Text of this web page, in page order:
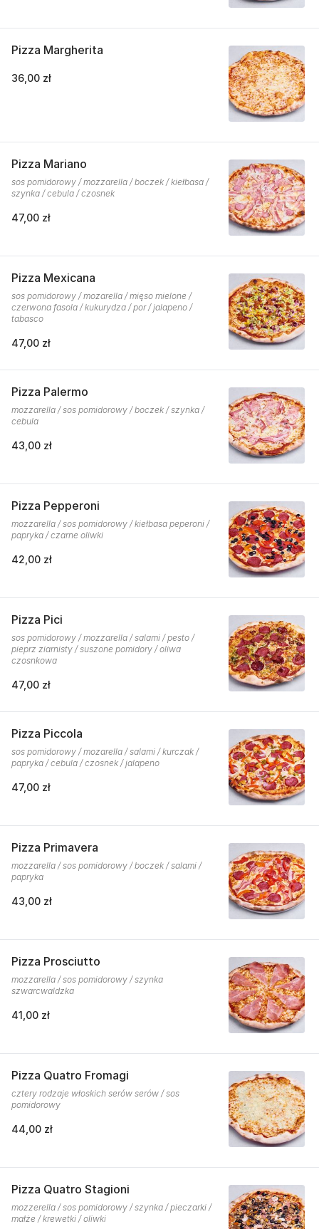
Pizza Margherita
36,00 zł
Pizza Mariano
sos pomidorowy / mozzarella / boczek / kiełbasa /
szynka / cebula / czosnek
47,00 zł
Pizza Mexicana
sos pomidorowy / mozarella / mięso mielone /
czerwona fasola / kukurydza / por / jalapeno /
tabasco
47,00 zł
Pizza Palermo
mozzarella / sos pomidorowy / boczek / szynka /
cebula
43,00 zł
Pizza Pepperoni
mozzarella / sos pomidorowy / kiełbasa peperoni /
papryka / czarne oliwki
42,00 zł
Pizza Pici
sos pomidorowy / mozzarella / salami / pesto /
pieprz ziarnisty / suszone pomidory / oliwa
czosnkowa
47,00 zł
Pizza Piccola
sos pomidorowy / mozarella / salami / kurczak /
papryka / cebula / czosnek / jalapeno
47,00 zł
Pizza Primavera
mozzarella / sos pomidorowy / boczek / salami /
papryka
43,00 zł
Pizza Prosciutto
mozzarella / sos pomidorowy / szynka
szwarcwaldzka
41,00 zł
Pizza Quatro Fromagi
cztery rodzaje włoskich serów serów / sos
pomidorowy
44,00 zł
Pizza Quatro Stagioni
mozzerella / sos pomidorowy / szynka / pieczarki /
małże / krewetki / oliwki